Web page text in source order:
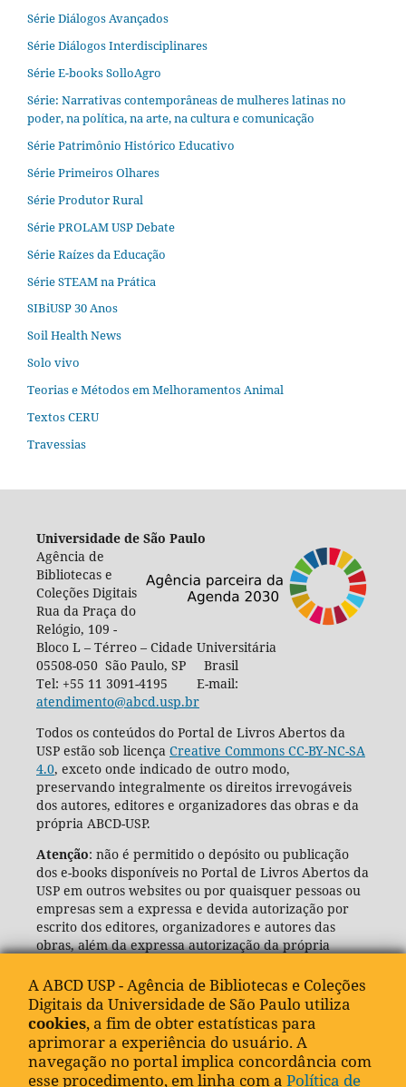
Série Diálogos Avançados
Série Diálogos Interdisciplinares
Série E-books SolloAgro
Série: Narrativas contemporâneas de mulheres latinas no
poder, na política, na arte, na cultura e comunicação
Série Patrimônio Histórico Educativo
Série Primeiros Olhares
Série Produtor Rural
Série PROLAM USP Debate
Série Raízes da Educação
Série STEAM na Prática
SIBiUSP 30 Anos
Soil Health News
Solo vivo
Teorias e Métodos em Melhoramentos Animal
Textos CERU
Travessias
Universidade de São Paulo
Agência de
Bibliotecas e
Coleções Digitais
Rua da Praça do
Relógio, 109 -
Bloco L – Térreo – Cidade Universitária
05508-050 São Paulo, SP Brasil
Tel: +55 11 3091-4195 E-mail:
atendimento@abcd.usp.br
Todos os conteúdos do Portal de Livros Abertos da
USP estão sob licença Creative Commons CC-BY-NC-SA
4.0, exceto onde indicado de outro modo,
preservando integralmente os direitos irrevogáveis
dos autores, editores e organizadores das obras e da
própria ABCD-USP.
Atenção: não é permitido o depósito ou publicação
dos e-books disponíveis no Portal de Livros Abertos da
USP em outros websites ou por quaisquer pessoas ou
empresas sem a expressa e devida autorização por
escrito dos editores, organizadores e autores das
obras, além da expressa autorização da própria
(ABCD-USP).
A ABCD USP - Agência de Bibliotecas e Coleções
Digitais da Universidade de São Paulo utiliza
cookies, a fim de obter estatísticas para
aprimorar a experiência do usuário. A
navegação no portal implica concordância com
esse procedimento, em linha com a Política de